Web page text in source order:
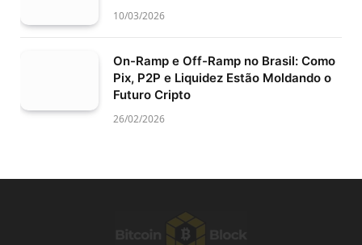
10/03/2026
On-Ramp e Off-Ramp no Brasil: Como
Pix, P2P e Liquidez Estão Moldando o
Futuro Cripto
26/02/2026